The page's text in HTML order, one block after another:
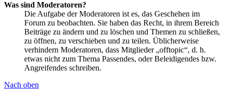
Was sind Moderatoren?
Die Aufgabe der Moderatoren ist es, das Geschehen im
Forum zu beobachten. Sie haben das Recht, in ihrem Bereich
Beiträge zu ändern und zu löschen und Themen zu schließen,
zu öffnen, zu verschieben und zu teilen. Üblicherweise
verhindern Moderatoren, dass Mitglieder „offtopic“, d. h.
etwas nicht zum Thema Passendes, oder Beleidigendes bzw.
Angreifendes schreiben.
Nach oben